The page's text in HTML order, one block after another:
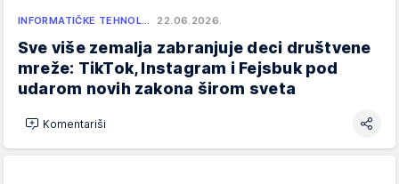
INFORMATIČKE TEHNOL… 22.06.2026.
Sve više zemalja zabranjuje deci društvene
mreže: TikTok, Instagram i Fejsbuk pod
udarom novih zakona širom sveta
Komentariši